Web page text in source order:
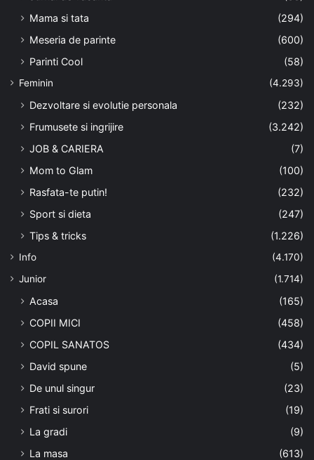
Mama si tata
(294)
Meseria de parinte
(600)
Parinti Cool
(58)
Feminin (4.293)
Dezvoltare si evolutie personala
(232)
Frumusete si ingrijire
(3.242)
JOB & CARIERA
(7)
Mom to Glam
(100)
Rasfata-te putin!
(232)
Sport si dieta
(247)
Tips & tricks
(1.226)
Info
(4.170)
Junior
(1.714)
Acasa
(165)
COPII MICI
(458)
COPIL SANATOS
(434)
David spune
(5)
De unul singur
(23)
Frati si surori
(19)
La gradi
(9)
La masa
(613)